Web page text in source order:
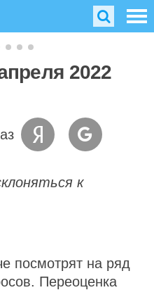
2022
к
посмотрят на ряд
Переоценка